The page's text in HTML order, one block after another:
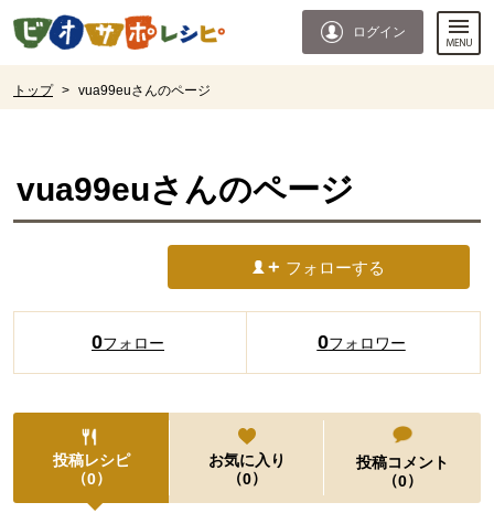
ページの先頭です。
ログイン
トップ > vua99euさんのページ
vua99euさんのページ
フォローする
0フォロー 0フォロワー
投稿レシピ
（0）
お気に入り
（0）
投稿コメント
（0）